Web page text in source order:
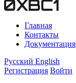
Главная
Контакты
Документация
Русский English
Регистрация Войти